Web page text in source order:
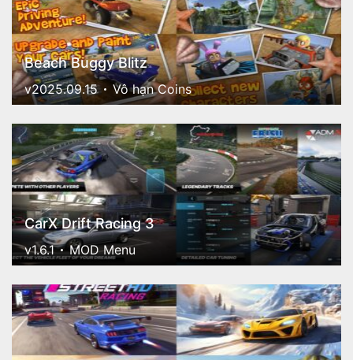
Beach Buggy Blitz
v2025.09.15 Vô hạn Coins
CarX Drift Racing 3
v1.6.1 MOD Menu